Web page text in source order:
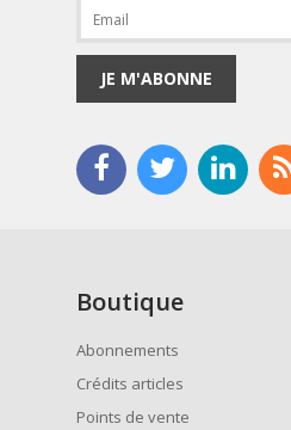
JE M'ABONNE
Boutique
Abonnements
Crédits articles
Points de vente